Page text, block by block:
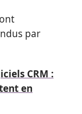
par
CRM :
en